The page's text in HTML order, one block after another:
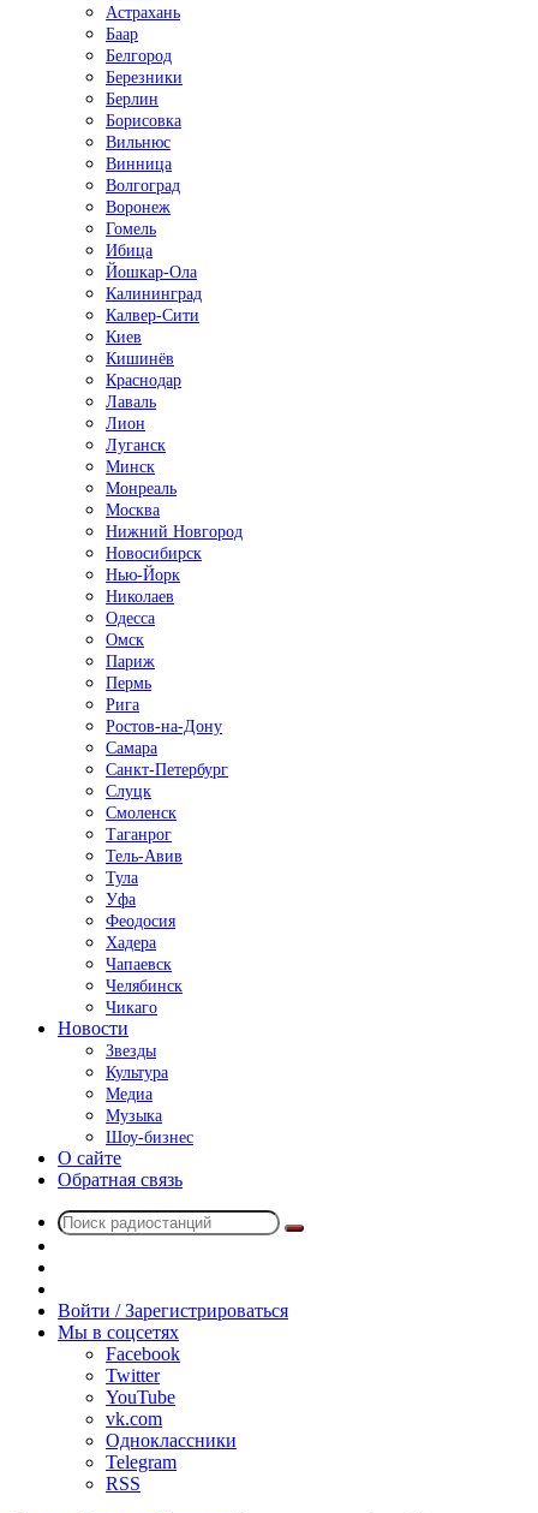
Астрахань
Баар
Белгород
Березники
Берлин
Борисовка
Вильнюс
Винница
Волгоград
Воронеж
Гомель
Ибица
Йошкар-Ола
Калининград
Калвер-Сити
Киев
Кишинёв
Краснодар
Лаваль
Лион
Луганск
Минск
Монреаль
Москва
Нижний Новгород
Новосибирск
Нью-Йорк
Николаев
Одесса
Омск
Париж
Пермь
Рига
Ростов-на-Дону
Самара
Санкт-Петербург
Слуцк
Смоленск
Таганрог
Тель-Авив
Тула
Уфа
Феодосия
Хадера
Чапаевск
Челябинск
Чикаго
Новости
Звезды
Культура
Медиа
Музыка
Шоу-бизнес
О сайте
Обратная связь
Поиск
радио
Войти / Зарегистрироваться
Мы в соцсетях
Facebook
Twitter
YouTube
vk.com
Одноклассники
Telegram
RSS